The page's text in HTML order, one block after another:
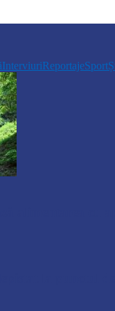
InterviuriReportajeSport